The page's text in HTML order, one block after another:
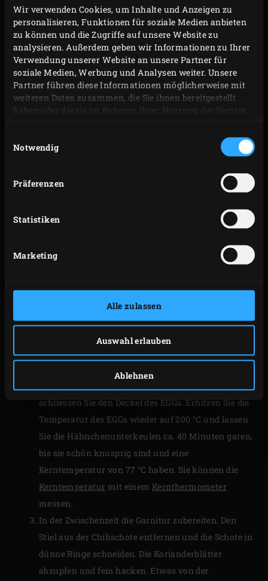
Wir verwenden Cookies, um Inhalte und Anzeigen zu
personalisieren, Funktionen für soziale Medien anbieten
zu können und die Zugriffe auf unsere Website zu
analysieren. Außerdem geben wir Informationen zu Ihrer
Verwendung unserer Website an unsere Partner für
soziale Medien, Werbung und Analysen weiter. Unsere
Partner führen diese Informationen möglicherweise mit
weiteren Daten zusammen, die Sie ihnen bereitgestellt
haben oder die sie im Rahmen Ihrer Nutzung der Dienste
Notwendig
Präferenzen
Statistiken
Marketing
Alle zulassen
Auswahl erlauben
Ablehnen
beträufeln. Reiben Sie die Hähnchenunterkeulen
mit dem Öl ein. Dann geben Sie das Knoblauchpüree
auf die Hähnchenunterkeulen und reiben Sie es
ebenfalls ein. Zum Schluss mit der Sojasosse oder
dem Ketjap beträufeln, gut vermischen und das
Huhn ca. 10 Minuten marinieren lassen; die
Zünden Sie in der Zwischenzeit die
Holzkohle
Zutaten für den Rub mischen.
Bestreuen Sie die Hähnchenunterkeulen mit dem
Rub (die Menge der Gewürzmischung ist mehr als
nächste Mal auf). Bei Bedarf ca. 10 Stück
Holzchipsauf die glühende Holzkohle streuen und
ConvEGGtor
platzieren. Stellen Sie eine Einweg-
Auffangschale darauf und setzen Sie den
schliessen Sie den Deckel des EGGs. Erhitzen Sie die
Temperatur des EGGs wieder auf 200 °C und lassen
Sie die Hähnchenunterkeulen ca. 40 Minuten garen,
bis sie schön knusprig sind und eine
Kerntemperatur von 77 °C haben. Sie können die
Kerntemperatur mit einemKernthermometer
messen.
In der Zwischenzeit die Garnitur zubereiten. Den
Stiel aus der Chilischote entfernen und die Schote in
dünne Ringe schneiden. Die Korianderblätter
abzupfen und fein hacken. Etwas von der